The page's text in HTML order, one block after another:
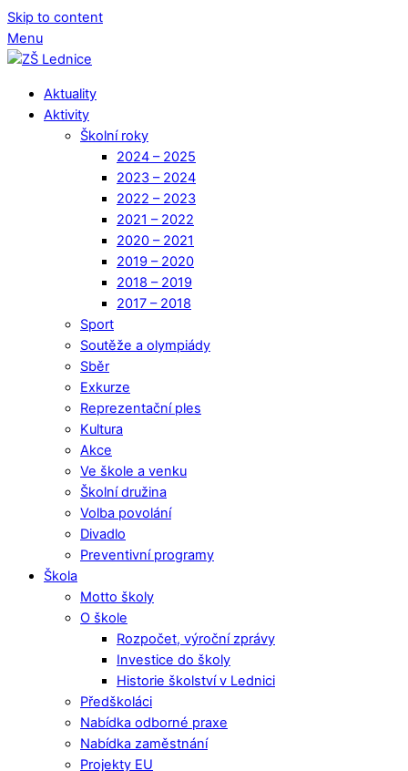
Skip to content
Menu
Aktuality
Aktivity
Školní roky
2024 – 2025
2023 – 2024
2022 – 2023
2021 – 2022
2020 – 2021
2019 – 2020
2018 – 2019
2017 – 2018
Sport
Soutěže a olympiády
Sběr
Exkurze
Reprezentační ples
Kultura
Akce
Ve škole a venku
Školní družina
Volba povolání
Divadlo
Preventivní programy
Škola
Motto školy
O škole
Rozpočet, výroční zprávy
Investice do školy
Historie školství v Lednici
Předškoláci
Nabídka odborné praxe
Nabídka zaměstnání
Projekty EU